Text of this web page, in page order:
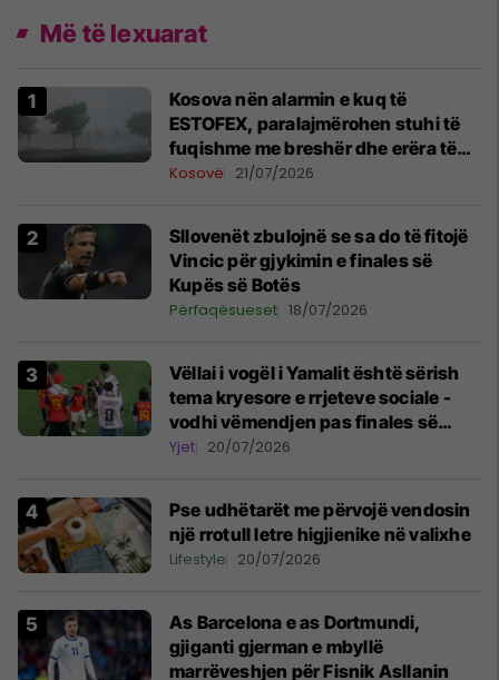
Më të lexuarat
Kosova nën alarmin e kuq të
ESTOFEX, paralajmërohen stuhi të
fuqishme me breshër dhe erëra të
forta
Kosovë 21/07/2026
Sllovenët zbulojnë se sa do të fitojë
Vincic për gjykimin e finales së
Kupës së Botës
Përfaqësueset 18/07/2026
Vëllai i vogël i Yamalit është sërish
tema kryesore e rrjeteve sociale -
vodhi vëmendjen pas finales së
Kupës së Botës
Yjet 20/07/2026
Pse udhëtarët me përvojë vendosin
një rrotull letre higjienike në valixhe
Lifestyle 20/07/2026
As Barcelona e as Dortmundi,
gjiganti gjerman e mbyllë
marrëveshjen për Fisnik Asllanin